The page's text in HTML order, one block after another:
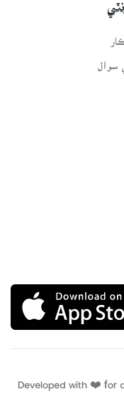
سوال
Developed with ❤️ for